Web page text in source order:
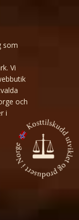
som
Vi
och
i